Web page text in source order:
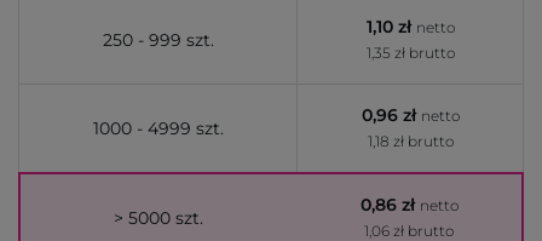
250 - 999 szt.
1,10 zł netto
1,35 zł brutto
1000 - 4999 szt.
0,96 zł netto
1,18 zł brutto
> 5000 szt.
0,86 zł netto
1,06 zł brutto